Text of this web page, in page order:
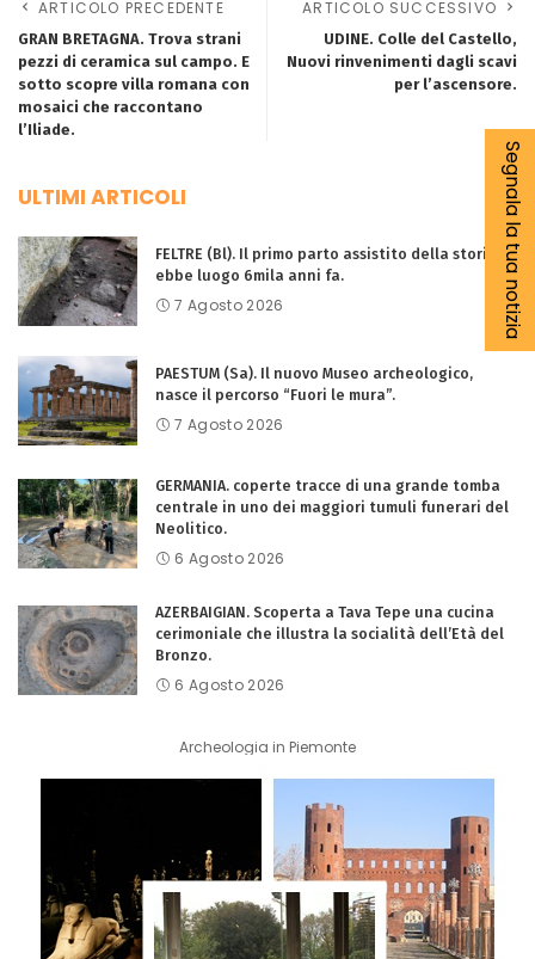
ARTICOLO PRECEDENTE
GRAN BRETAGNA. Trova strani
pezzi di ceramica sul campo. E
sotto scopre villa romana con
mosaici che raccontano
l’Iliade.
ARTICOLO SUCCESSIVO
UDINE. Colle del Castello,
Nuovi rinvenimenti dagli scavi
per l’ascensore.
ULTIMI ARTICOLI
FELTRE (Bl). Il primo parto assistito della storia
ebbe luogo 6mila anni fa.
7 Agosto 2026
PAESTUM (Sa). Il nuovo Museo archeologico,
nasce il percorso “Fuori le mura”.
7 Agosto 2026
GERMANIA. coperte tracce di una grande tomba
centrale in uno dei maggiori tumuli funerari del
Neolitico.
6 Agosto 2026
AZERBAIGIAN. Scoperta a Tava Tepe una cucina
cerimoniale che illustra la socialità dell’Età del
Bronzo.
6 Agosto 2026
Archeologia in Piemonte
Segnala la tua notizia